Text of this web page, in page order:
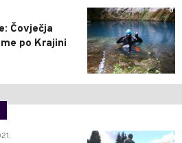
0
Čovječja
po Krajini
4